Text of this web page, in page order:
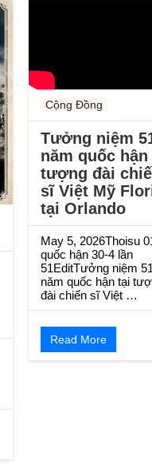
Cộng Đồng
Tưởng niệm
năm quốc
tượng đài
sĩ Việt Mỹ
tại Orlando
May 5, 2026Thoisu
quốc hận 30-4 lần
51EditTưởng niệm
năm quốc hận tại
đài chiến sĩ Việt …
Read More